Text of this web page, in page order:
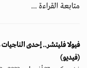
متابعة القراءة ...
فيولا فليتشر.. إحدى
(فيديو)